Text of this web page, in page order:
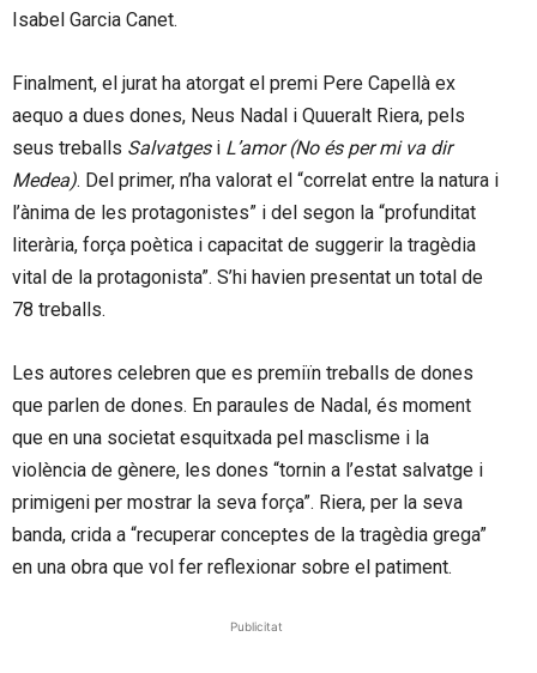
Isabel Garcia Canet.
Finalment, el jurat ha atorgat el premi Pere Capellà ex
aequo a dues dones, Neus Nadal i Quueralt Riera, pels
seus treballs Salvatgesi L’amor (No és per mi va dir
Medea). Del primer, n’ha valorat el “correlat entre la natura i
l’ànima de les protagonistes” i del segon la “profunditat
literària, força poètica i capacitat de suggerir la tragèdia
vital de la protagonista”. S’hi havien presentat un total de
78 treballs.
Les autores celebren que es premiïn treballs de dones
que parlen de dones. En paraules de Nadal, és moment
que en una societat esquitxada pel masclisme i la
violència de gènere, les dones “tornin a l’estat salvatge i
primigeni per mostrar la seva força”. Riera, per la seva
banda, crida a “recuperar conceptes de la tragèdia grega”
en una obra que vol fer reflexionar sobre el patiment.
Publicitat